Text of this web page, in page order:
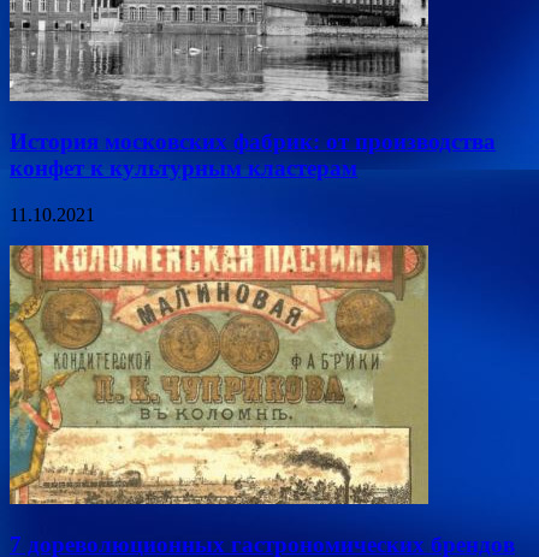
История московских фабрик: от производства
конфет к культурным кластерам
11.10.2021
7 дореволюционных гастрономических брендов